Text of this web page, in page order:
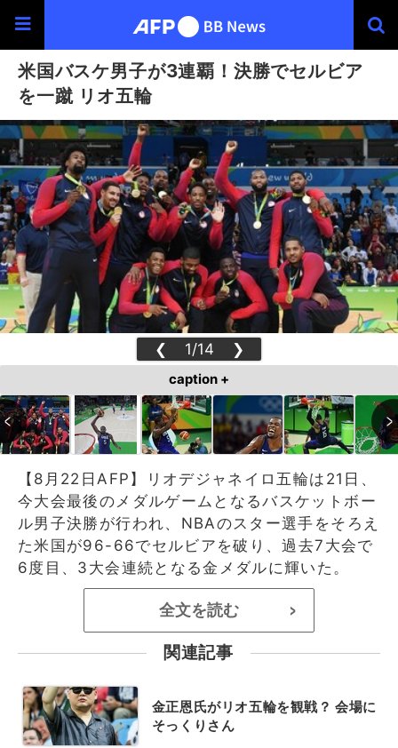
米国バスケ男子が3連覇！決勝でセルビア
を一蹴 リオ五輪
❮ 1/14 ❯
caption +
【8月22日AFP】リオデジャネイロ五輪は21日、
今大会最後のメダルゲームとなるバスケットボー
ル男子決勝が行われ、NBAのスター選手をそろえ
た米国が96-66でセルビアを破り、過去7大会で
6度目、3大会連続となる金メダルに輝いた。
全文を読む >
関連記事
金正恩氏がリオ五輪を観戦？ 会場に
そっくりさん